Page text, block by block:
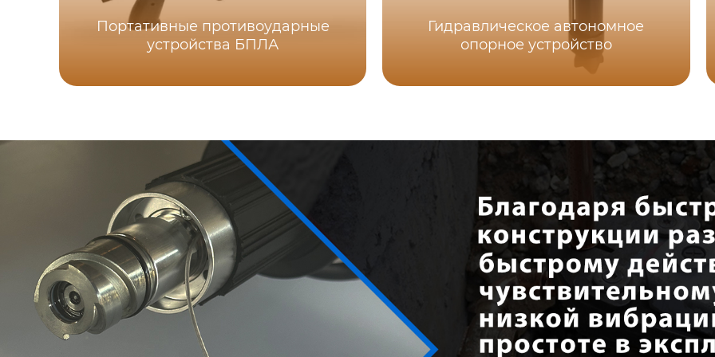
Портативные противоударные
устройства БПЛА
Гидравлическое автономное
опорное устройство